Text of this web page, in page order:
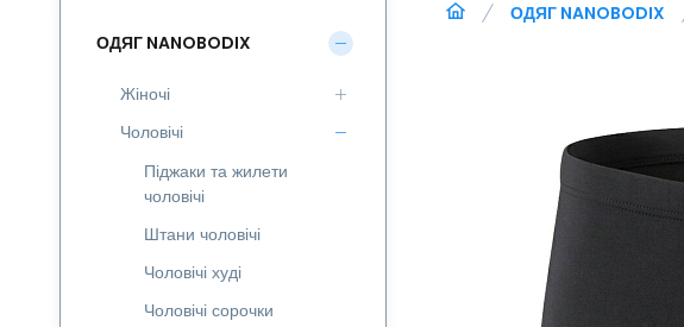
ОДЯГ NANOBODIX
ОДЯГ NANOBODIX
Жіночі
Чоловічі
Піджаки та жилети
чоловічі
Штани чоловічі
Чоловічі худі
Чоловічі сорочки